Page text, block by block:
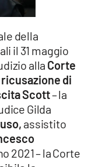
della
il 31 maggio
alla Corte
ricusazione di
Scott– la
Gilda
assistito
2021 – la Corte